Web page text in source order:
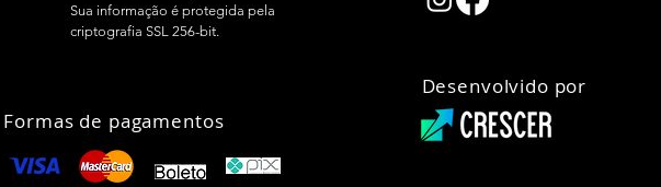
Sua informação é protegida pela
criptografia SSL 256-bit.
Formas de pagamentos
Desenvolvido por